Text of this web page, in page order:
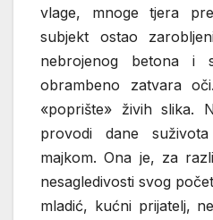
vlage, mnoge tjera
subjekt ostao
nebrojenog betona i
obrambeno zatvara
«poprište» živih slika.
provodi dane
majkom. Ona je, za
nesagledivosti svog
mladić, kućni prijatelj,